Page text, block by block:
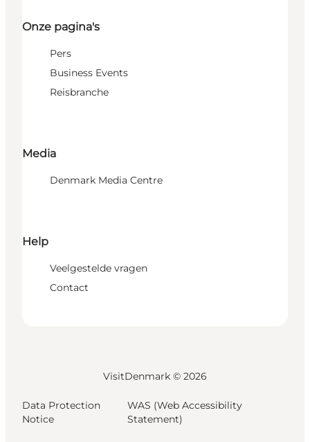
Onze pagina's
Pers
Business Events
Reisbranche
Media
Denmark Media Centre
Help
Veelgestelde vragen
Contact
VisitDenmark © 2026
Data Protection
Notice
WAS (Web Accessibility
Statement)